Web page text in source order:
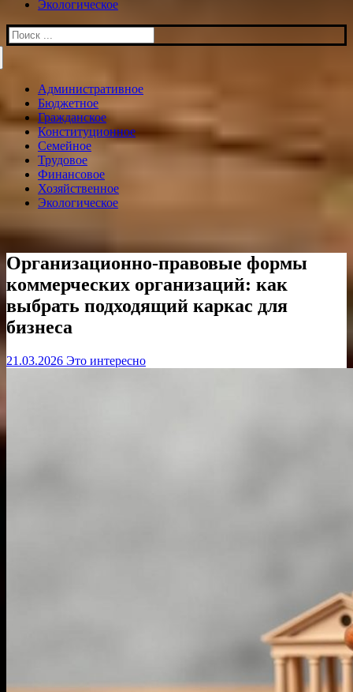
Экологическое
Искать:
Административное
Бюджетное
Гражданское
Конституционное
Семейное
Трудовое
Финансовое
Хозяйственное
Экологическое
Организационно‑правовые формы
коммерческих организаций: как
выбрать подходящий каркас для
бизнеса
21.03.2026 Это интересно